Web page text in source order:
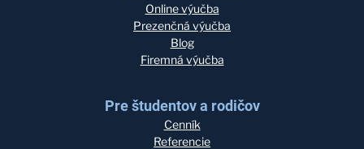
Online výučba
Prezenčná výučba
Blog
Firemná výučba
Pre študentov a rodičov
Cenník
Referencie